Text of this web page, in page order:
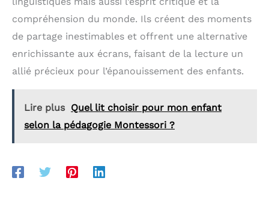
compréhension du monde. Ils créent des moments
de partage inestimables et offrent une alternative
enrichissante aux écrans, faisant de la lecture un
allié précieux pour l’épanouissement des enfants.
Lire plus Quel lit choisir pour mon enfant
selon la pédagogie Montessori ?